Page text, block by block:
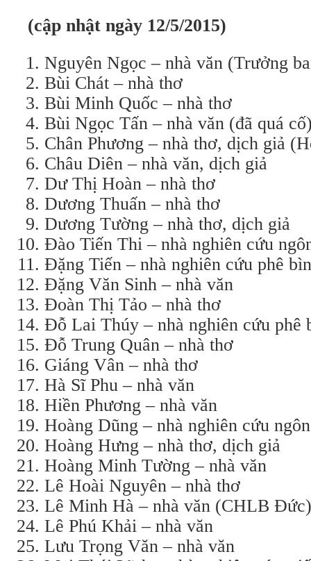
(cập nhật ngày 12/5/2015)
Nguyên Ngọc – nhà văn (Trưởng
Bùi Chát – nhà thơ
Bùi Minh Quốc – nhà thơ
Bùi Ngọc Tấn – nhà văn (đã quá
Chân Phương – nhà thơ, dịch giả
Châu Diên – nhà văn, dịch giả
Dư Thị Hoàn – nhà thơ
Dương Thuấn – nhà thơ
Dương Tường – nhà thơ, dịch giả
Đào Tiến Thi – nhà nghiên cứu
Đặng Tiến – nhà nghiên cứu phê
Đặng Văn Sinh – nhà văn
Đoàn Thị Tảo – nhà thơ
Đỗ Lai Thúy – nhà nghiên cứu phê
Đỗ Trung Quân – nhà thơ
Giáng Vân – nhà thơ
Hà Sĩ Phu – nhà văn
Hiền Phương – nhà văn
Hoàng Dũng – nhà nghiên cứu
Hoàng Hưng – nhà thơ, dịch giả
Hoàng Minh Tường – nhà văn
Lê Hoài Nguyên – nhà thơ
Lê Minh Hà – nhà văn (CHLB Đức)
Lê Phú Khải – nhà văn
Lưu Trọng Văn – nhà văn